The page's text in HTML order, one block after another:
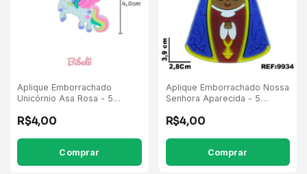
Aplique Emborrachado
Unicórnio Asa Rosa - 5
R$4,00
Aplique Emborrachado Nossa
Senhora Aparecida - 5
R$4,00